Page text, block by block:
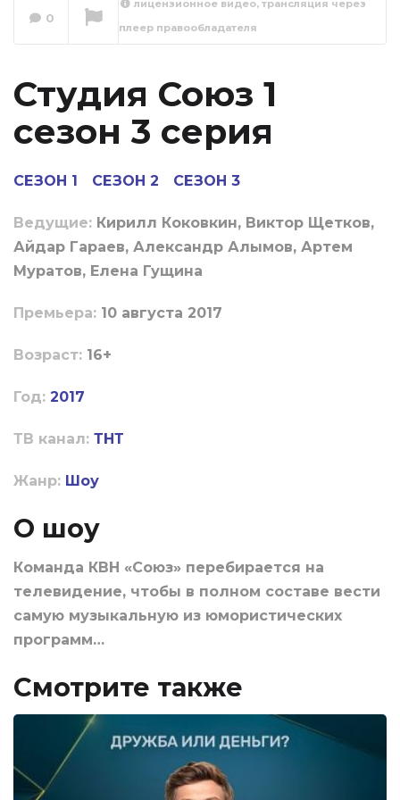
Студия Союз 1
0
лицензионное видео, трансляция через
плеер правообладателя
Студия Союз 1
сезон 3 серия
СЕЗОН 1 СЕЗОН 2 СЕЗОН 3
Ведущие: Кирилл Коковкин, Виктор Щетков,
Айдар Гараев, Александр Алымов, Артем
Муратов, Елена Гущина
Пpeмьepa: 10 августа 2017
Boзpacт: 16+
Год: 2017
ТВ канал: ТНТ
Жанр: Шоу
О шоу
Команда КВН «Союз» перебирается на
телевидение, чтобы в полном составе вести
самую музыкальную из юмористических
программ…
Смотрите также